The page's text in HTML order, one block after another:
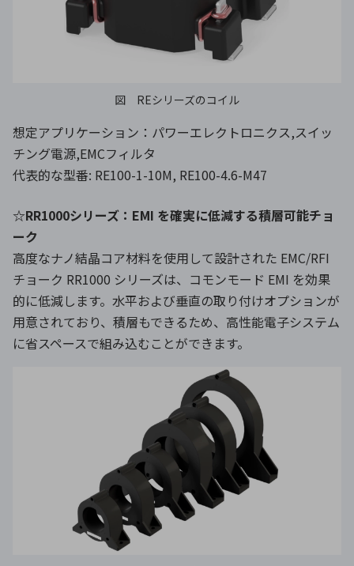
図 REシリーズのコイル
想定アプリケーション：パワーエレクトロニクス,スイッ
チング電源,EMCフィルタ
代表的な型番: RE100-1-10M, RE100-4.6-M47
☆RR1000シリーズ：EMI を確実に低減する積層可能チョ
ーク
高度なナノ結晶コア材料を使用して設計された EMC/RFI
チョーク RR1000 シリーズは、コモンモード EMI を効果
的に低減します。水平および垂直の取り付けオプションが
用意されており、積層もできるため、高性能電子システム
に省スペースで組み込むことができます。